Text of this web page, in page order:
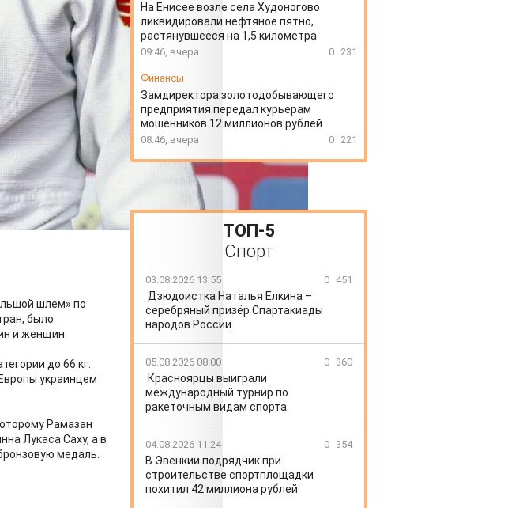
шлем» по
было
и женщин.
до 66 кг.
украинцем
Рамазан
Лукаса Саху, а в
медаль.
На Енисее возле села Худоногово
ликвидировали нефтяное пятно,
растянувшееся на 1,5 километра
09:46, вчера 0 231
Финансы
Замдиректора золотодобывающего
предприятия передал курьерам
мошенников 12 миллионов рублей
08:46, вчера 0 221
ТОП-5
Спорт
03.08.2026 13:55 0 451
Дзюдоистка Наталья Ёлкина –
серебряный призёр Спартакиады
народов России
05.08.2026 08:00 0 360
Красноярцы выиграли
международный турнир по
ракеточным видам спорта
04.08.2026 11:24 0 354
В Эвенкии подрядчик при
строительстве спортплощадки
похитил 42 миллиона рублей